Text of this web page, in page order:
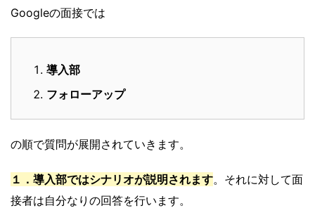
Googleの面接では
導入部
フォローアップ
の順で質問が展開されていきます。
１．導入部ではシナリオが説明されます。それに対して面
接者は自分なりの回答を行います。